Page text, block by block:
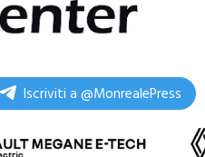
Iscriviti a @MonrealePress